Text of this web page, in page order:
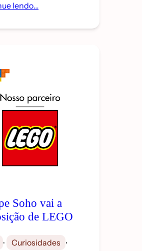
lendo…
Soho vai a
de LEGO
, Curiosidades ,